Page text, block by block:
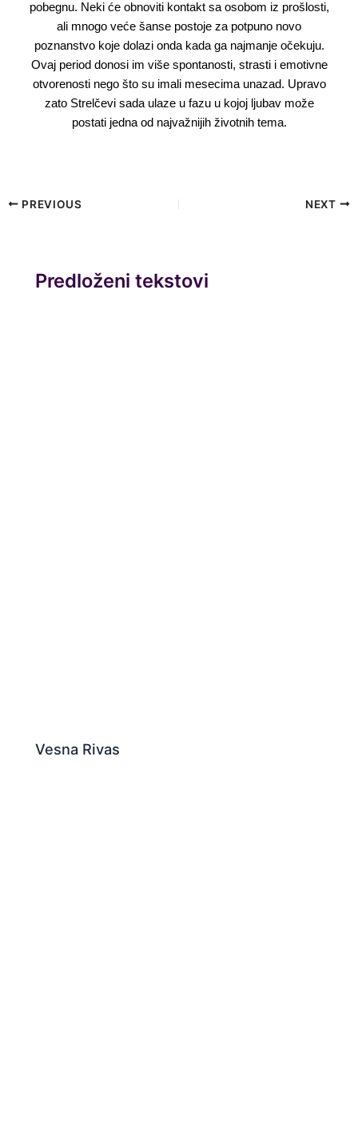
pobegnu. Neki će obnoviti kontakt sa osobom iz prošlosti,
ali mnogo veće šanse postoje za potpuno novo
poznanstvo koje dolazi onda kada ga najmanje očekuju.
Ovaj period donosi im više spontanosti, strasti i emotivne
otvorenosti nego što su imali mesecima unazad. Upravo
zato Strelčevi sada ulaze u fazu u kojoj ljubav može
postati jedna od najvažnijih životnih tema.
PREVIOUS NEXT
Predloženi tekstovi
Vesna Rivas